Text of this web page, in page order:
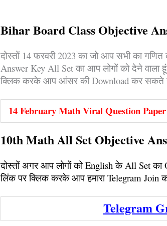
Bihar Board Class Objective
दोस्तों 14 फरवरी 2023 का जो आप सभी का
Answer Key All Set का आप लोगों को देने
क्लिक करके आप आंसर की Download कर सकते
14 February Math Viral Question
10th Math All Set Objective
दोस्तों अगर आप लोगों को English के All Set का
लिंक पर क्लिक करके आप हमारा Telegram Join
Telegram